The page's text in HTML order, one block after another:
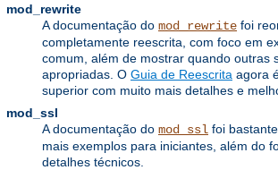
mod_rewrite
A documentação do mod_rewrite foi
completamente reescrita, com foco em
comum, além de mostrar quando outras
apropriadas. O Guia de Reescrita agora
superior com muito mais detalhes e
mod_ssl
A documentação do mod_ssl foi
mais exemplos para iniciantes, além do
detalhes técnicos.